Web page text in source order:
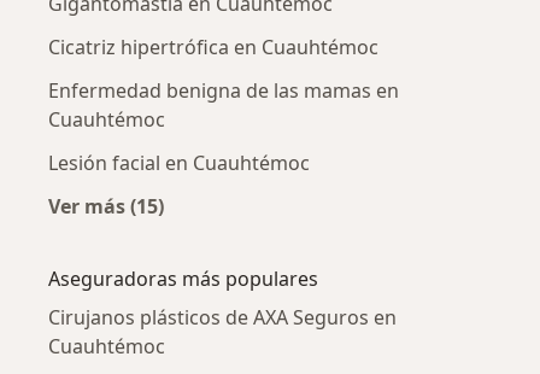
Cicatriz hipertrófica en Cuauhtémoc
Enfermedad benigna de las mamas en
Cuauhtémoc
Lesión facial en Cuauhtémoc
Ver más (15)
Aseguradoras más populares
Cirujanos plásticos de AXA Seguros en
Cuauhtémoc